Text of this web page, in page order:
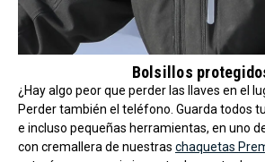
Bolsillos
¿Hay algo peor que perder las llaves en el
Perder también el teléfono. Guarda todos
e incluso pequeñas herramientas, en uno
con cremallera de nuestras chaquetas